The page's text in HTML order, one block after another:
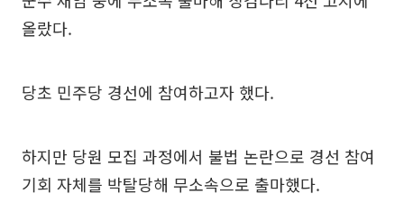
올랐다.
당초 민주당 경선에 참여하고자 했다.
하지만 당원 모집 과정에서 불법 논란으로 경선 참여
기회 자체를 박탈당해 무소속으로 출마했다.